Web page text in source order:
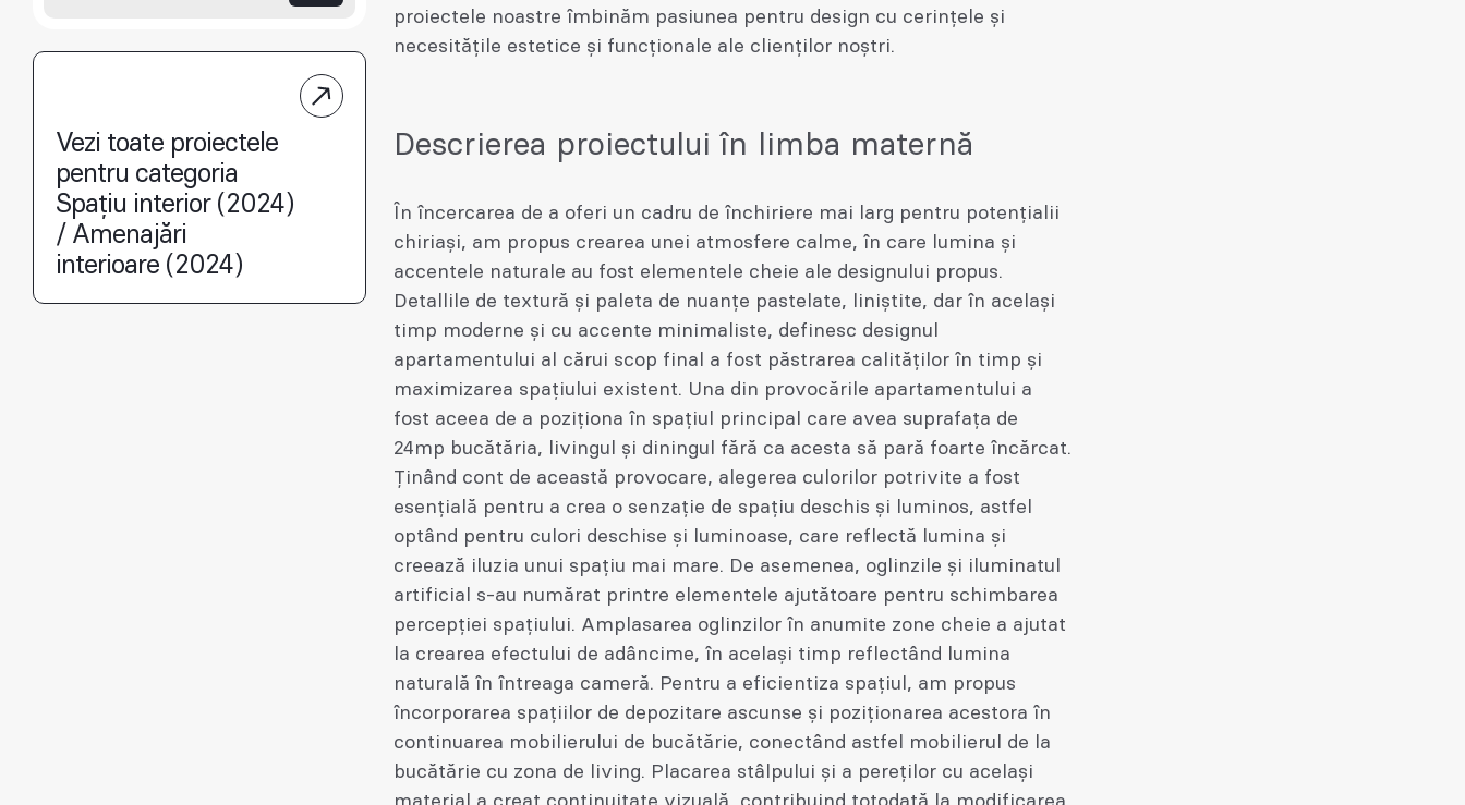
Vezi toate proiectele
pentru categoria
Spațiu interior (2024)
/ Amenajări
interioare (2024)
proiectele noastre îmbinăm pasiunea pentru design cu cerințele și
necesitățile estetice și funcționale ale clienților noștri.
Descrierea proiectului în limba maternă
În încercarea de a oferi un cadru de închiriere mai larg pentru potențialii
chiriași, am propus crearea unei atmosfere calme, în care lumina și
accentele naturale au fost elementele cheie ale designului propus.
Detallile de textură și paleta de nuanțe pastelate, liniștite, dar în același
timp moderne și cu accente minimaliste, definesc designul
apartamentului al cărui scop final a fost păstrarea calităților în timp și
maximizarea spațiului existent. Una din provocările apartamentului a
fost aceea de a poziționa în spațiul principal care avea suprafața de
24mp bucătăria, livingul și diningul fără ca acesta să pară foarte încărcat.
Ținând cont de această provocare, alegerea culorilor potrivite a fost
esențială pentru a crea o senzație de spațiu deschis și luminos, astfel
optând pentru culori deschise și luminoase, care reflectă lumina și
creează iluzia unui spațiu mai mare. De asemenea, oglinzile și iluminatul
artificial s-au numărat printre elementele ajutătoare pentru schimbarea
percepției spațiului. Amplasarea oglinzilor în anumite zone cheie a ajutat
la crearea efectului de adâncime, în același timp reflectând lumina
naturală în întreaga cameră. Pentru a eficientiza spațiul, am propus
încorporarea spațiilor de depozitare ascunse și poziționarea acestora în
continuarea mobilierului de bucătărie, conectând astfel mobilierul de la
bucătărie cu zona de living. Placarea stâlpului și a pereților cu același